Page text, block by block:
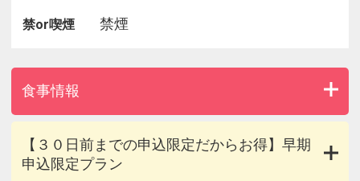
禁or喫煙 禁煙
食事情報
【３０日前までの申込限定だからお得】早期
申込限定プラン